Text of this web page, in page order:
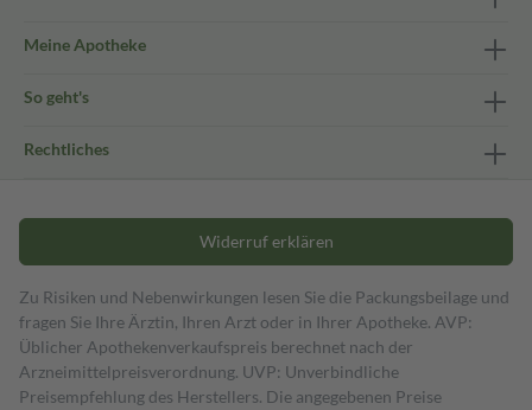
Meine Apotheke
So geht's
Rechtliches
Widerruf erklären
Zu Risiken und Nebenwirkungen lesen Sie die Packungsbeilage und
fragen Sie Ihre Ärztin, Ihren Arzt oder in Ihrer Apotheke. AVP:
Üblicher Apothekenverkaufspreis berechnet nach der
Arzneimittelpreisverordnung. UVP: Unverbindliche
Preisempfehlung des Herstellers. Die angegebenen Preise